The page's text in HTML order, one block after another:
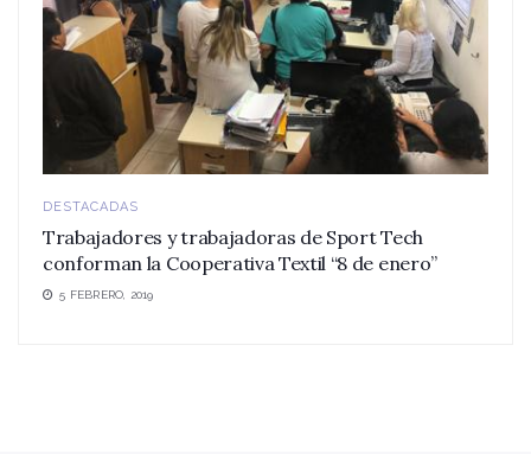
DESTACADAS
Trabajadores y trabajadoras de Sport Tech
conforman la Cooperativa Textil “8 de enero”
5 FEBRERO, 2019